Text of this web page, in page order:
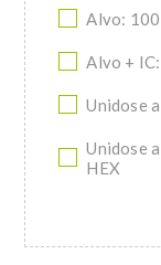
Alvo:
Alvo +
Unidose
Unidose
HEX